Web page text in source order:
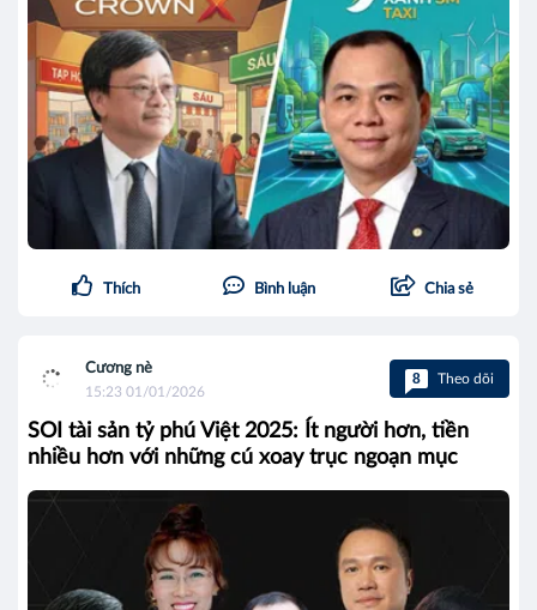
Thích Bình luận Chia sẻ
Cương nè
15:23 01/01/2026
8 Theo dõi
SOI tài sản tỷ phú Việt 2025: Ít người hơn, tiền
nhiều hơn với những cú xoay trục ngoạn mục